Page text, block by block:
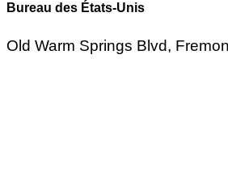
Bureau des États-Unis
Old Warm Springs Blvd,